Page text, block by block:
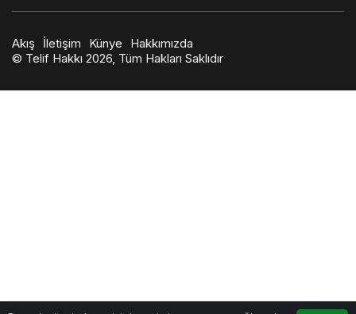
0
Akış İletişim Künye
Hakkımızda
© Telif Hakkı 2026, Tüm Hakları Saklıdır